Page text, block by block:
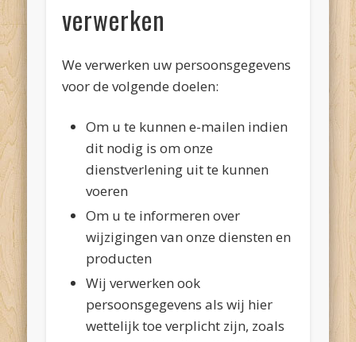
verwerken
We verwerken uw persoonsgegevens
voor de volgende doelen:
Om u te kunnen e-mailen indien
dit nodig is om onze
dienstverlening uit te kunnen
voeren
Om u te informeren over
wijzigingen van onze diensten en
producten
Wij verwerken ook
persoonsgegevens als wij hier
wettelijk toe verplicht zijn, zoals